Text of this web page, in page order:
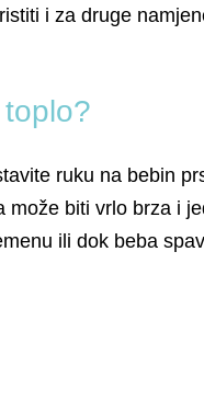
i za druge
ruku na bebin
biti vrlo brza i
ili dok beba